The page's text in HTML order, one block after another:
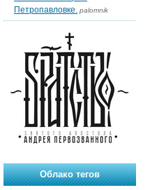
Петропавловке. palomnik
Облако тегов